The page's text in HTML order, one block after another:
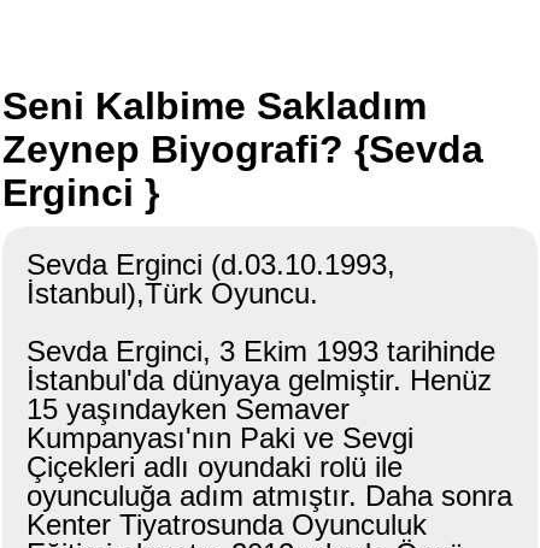
Seni Kalbime Sakladım
Zeynep Biyografi? {Sevda
Erginci }
Sevda Erginci (d.03.10.1993,
İstanbul),Türk Oyuncu.
Sevda Erginci, 3 Ekim 1993 tarihinde
İstanbul'da dünyaya gelmiştir. Henüz
15 yaşındayken Semaver
Kumpanyası'nın Paki ve Sevgi
Çiçekleri adlı oyundaki rolü ile
oyunculuğa adım atmıştır. Daha sonra
Kenter Tiyatrosunda Oyunculuk